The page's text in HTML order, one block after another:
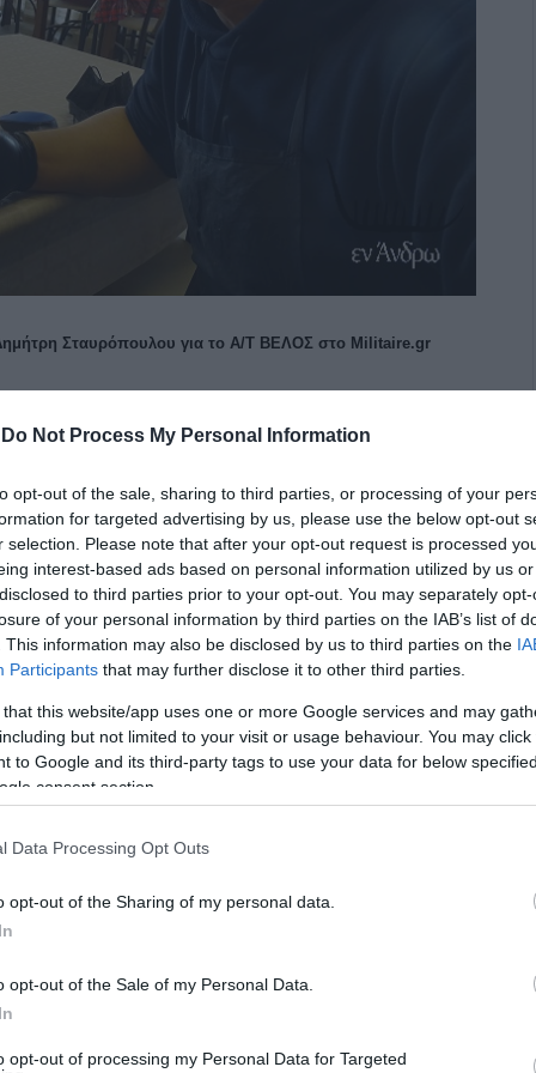
Do Not Process My Personal Information
opt-out of the sale, sharing to third parties, or processing of your
for targeted advertising by us, please use the below opt-out
selection. Please note that after your opt-out request is processed
interest-based ads based on personal information utilized by us
to third parties prior to your opt-out. You may separately
of your personal information by third parties on the IAB’s list of
This information may also be disclosed by us to third parties on the
Participants that may further disclose it to other third parties.
that this website/app uses one or more Google services and may
but not limited to your visit or usage behaviour. You may
to Google and its third-party tags to use your data for below
consent section.
Data Processing Opt Outs
opt-out of the Sharing of my personal data.
opt-out of the Sale of my Personal Data.
opt-out of processing my Personal Data for Targeted
Σταυρόπουλου για το Α/Τ ΒΕΛΟΣ στο Militaire.gr
take away μια μερίδα γεμιστά από την ταβέρνα
Ήταν ο Δημήτρης Σταυρόπουλος που ρωτούσε
“Σταμάτη” ενθουσιάστηκε και ζήτησε να μιλήσει με
είχε γράψει άρθρο στην ιστοσελίδα Militaire.gr για
μίλια που είχε διασχίσει στα 49 χρόνια που έπλεε
του ως πολεμικό του αμερικάνικου ναυτικού
πλεύσεις του στο Αιγαίο και στην Μεσόγειο ως